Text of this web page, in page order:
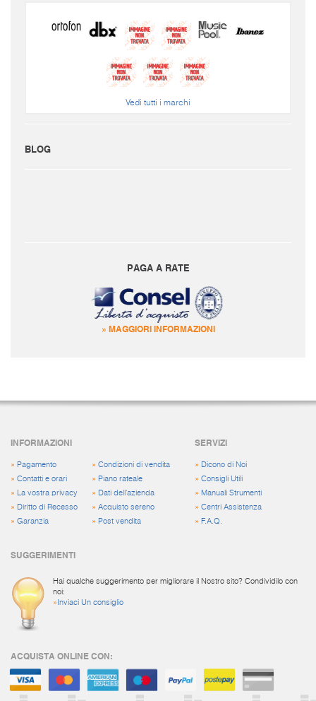
Vedi tutti i marchi
BLOG
PAGA A RATE
» MAGGIORI INFORMAZIONI
INFORMAZIONI
» Pagamento
» Contatti e orari
»
La vostra privacy
» Diritto di Recesso
» Garanzia
» Condizioni di vendita
» Piano rateale
» Dati dell'azienda
» Acquisto sereno
» Post vendita
SERVIZI
» Dicono di Noi
»Consigli Utili
» Manuali Strumenti
»Centri Assistenza
» F.A.Q.
SUGGERIMENTI
Hai qualche suggerimento per migliorare il Nostro sito? Condividilo con
noi:
» Inviaci Un consiglio
ACQUISTA ONLINE CON: